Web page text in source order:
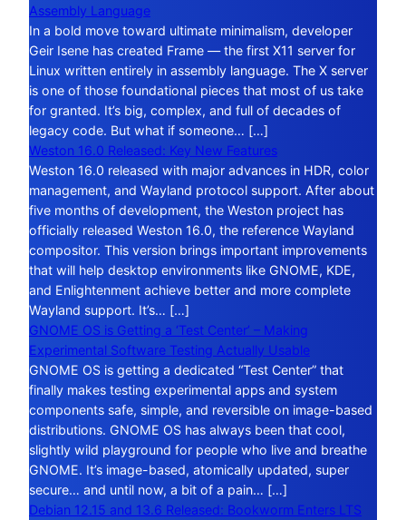
Assembly Language
In a bold move toward ultimate minimalism, developer
Geir Isene has created Frame — the first X11 server for
Linux written entirely in assembly language. The X server
is one of those foundational pieces that most of us take
for granted. It’s big, complex, and full of decades of
legacy code. But what if someone… […]
Weston 16.0 Released: Key New Features
Weston 16.0 released with major advances in HDR, color
management, and Wayland protocol support. After about
five months of development, the Weston project has
officially released Weston 16.0, the reference Wayland
compositor. This version brings important improvements
that will help desktop environments like GNOME, KDE,
and Enlightenment achieve better and more complete
Wayland support. It’s… […]
GNOME OS is Getting a ‘Test Center’ – Making
Experimental Software Testing Actually Usable
GNOME OS is getting a dedicated “Test Center” that
finally makes testing experimental apps and system
components safe, simple, and reversible on image-based
distributions. GNOME OS has always been that cool,
slightly wild playground for people who live and breathe
GNOME. It’s image-based, atomically updated, super
secure… and until now, a bit of a pain… […]
Debian 12.15 and 13.6 Released: Bookworm Enters LTS